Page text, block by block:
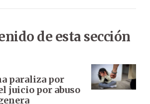
de esta sección
paraliza por
juicio por abuso